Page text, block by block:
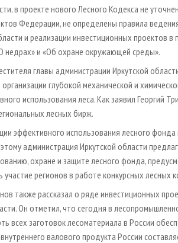
в проекте нового Лесного Кодекса не
Федерации, не определены правила
и реализации инвестиционных проектов
недрах» и «Об охране окружающей среды».
главы администрации Иркутской
глубокой механической и
использования леса. Как заявил Георгий
лесных бирж.
эффективного использования лесного
администрация Иркутской области
охране и защите лесного фонда,
участие регионов в работе конкурсных лесных
также рассказал о ряде инвестиционных
Он отметил, что сегодня в
всех заготовок лесоматериала в России
валового продукта России